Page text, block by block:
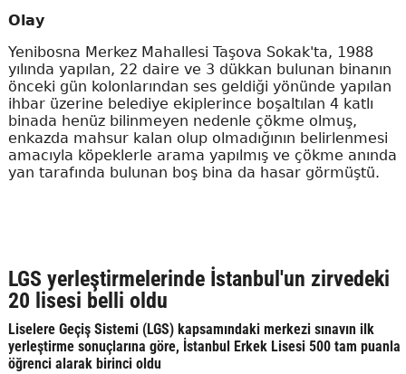
Olay
Yenibosna Merkez Mahallesi Taşova Sokak'ta, 1988
yılında yapılan, 22 daire ve 3 dükkan bulunan binanın
önceki gün kolonlarından ses geldiği yönünde yapılan
ihbar üzerine belediye ekiplerince boşaltılan 4 katlı
binada henüz bilinmeyen nedenle çökme olmuş,
enkazda mahsur kalan olup olmadığının belirlenmesi
amacıyla köpeklerle arama yapılmış ve çökme anında
yan tarafında bulunan boş bina da hasar görmüştü.
LGS yerleştirmelerinde İstanbul'un zirvedeki
20 lisesi belli oldu
Liselere Geçiş Sistemi (LGS) kapsamındaki merkezi sınavın ilk
yerleştirme sonuçlarına göre, İstanbul Erkek Lisesi 500 tam puanla
öğrenci alarak birinci oldu